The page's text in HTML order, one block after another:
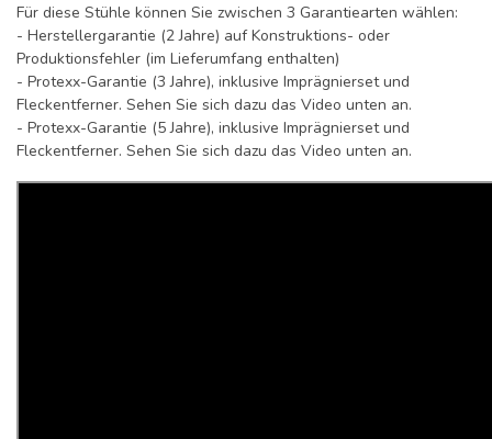
Für diese Stühle können Sie zwischen 3 Garantiearten wählen:
- Herstellergarantie (2 Jahre) auf Konstruktions- oder
Produktionsfehler (im Lieferumfang enthalten)
- Protexx-Garantie (3 Jahre), inklusive Imprägnierset und
Fleckentferner. Sehen Sie sich dazu das Video unten an.
- Protexx-Garantie (5 Jahre), inklusive Imprägnierset und
Fleckentferner. Sehen Sie sich dazu das Video unten an.